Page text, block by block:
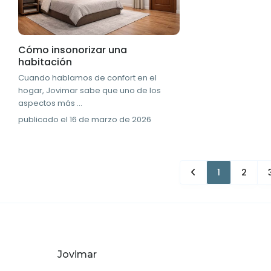
Cómo insonorizar una
habitación
Cuando hablamos de confort en el
hogar, Jovimar sabe que uno de los
aspectos más ...
publicado el 16 de marzo de 2026
1 2
Jovimar